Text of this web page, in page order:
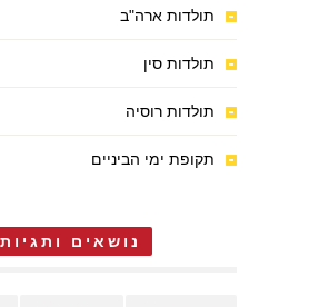
תולדות ארה"ב
תולדות סין
תולדות רוסיה
תקופת ימי הביניים
נושאים ותגיות